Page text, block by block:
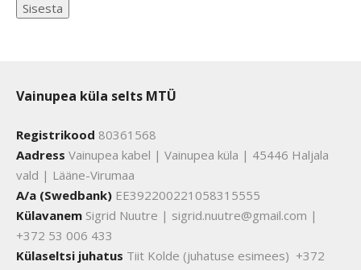
Vainupea küla selts MTÜ
Registrikood 80361568
Aadress Vainupea kabel | Vainupea küla | 45446 Haljala
vald | Lääne-Virumaa
A/a (Swedbank) EE392200221058315555
Külavanem Sigrid Nuutre | sigrid.nuutre@gmail.com |
+372 53 006 433
Külaseltsi juhatus Tiit Kolde (juhatuse esimees) +372